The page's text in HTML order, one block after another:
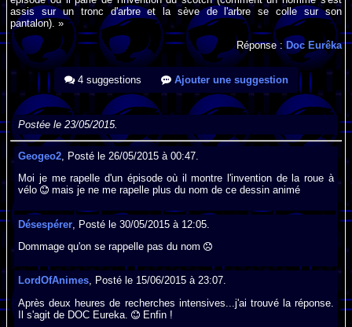
assis sur un tronc d'arbre et la sève de l'arbre se colle sur son
pantalon). »
Réponse : Doc Eurêka
4 suggestions Ajouter une suggestion
Postée le 23/05/2015.
Geogeo2, Posté le 26/05/2015 à 00:47.
Moi je me rapelle d'un épisode où il montre l'invention de la roue à
vélo
mais je ne me rapelle plus du nom de ce dessin animé
Désespérer , Posté le 30/05/2015 à 12:05.
Dommage qu'on se rappelle pas du nom
LordOfAnimes, Posté le 15/06/2015 à 23:07.
Après deux heures de recherches intensives...j'ai trouvé la réponse.
Il s'agit de DOC Eureka.
Enfin !